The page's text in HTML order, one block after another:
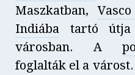
Maszkatban,
Indiába tartó
városban. A
foglalták el a